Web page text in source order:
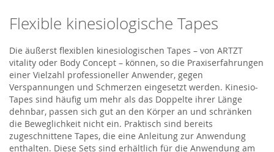
Flexible kinesiologische Tapes
Die äußerst flexiblen kinesiologischen Tapes – von ARTZT
vitality oder Body Concept – können, so die Praxiserfahrungen
einer Vielzahl professioneller Anwender, gegen
Verspannungen und Schmerzen eingesetzt werden. Kinesio-
Tapes sind häufig um mehr als das Doppelte ihrer Länge
dehnbar, passen sich gut an den Körper an und schränken
die Beweglichkeit nicht ein. Praktisch sind bereits
zugeschnittene Tapes, die eine Anleitung zur Anwendung
enthalten. Diese Sets sind erhältlich für die Anwendung am